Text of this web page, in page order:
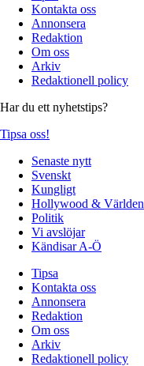
Kontakta oss
Annonsera
Redaktion
Om oss
Arkiv
Redaktionell policy
Har du ett nyhetstips?
Tipsa oss!
Senaste nytt
Svenskt
Kungligt
Hollywood & Världen
Politik
Vi avslöjar
Kändisar A-Ö
Tipsa
Kontakta oss
Annonsera
Redaktion
Om oss
Arkiv
Redaktionell policy